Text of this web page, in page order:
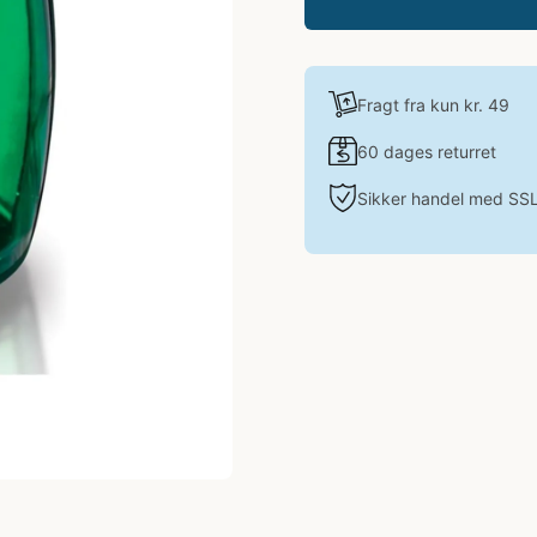
Fragt fra kun kr. 49
60 dages returret
Sikker handel med